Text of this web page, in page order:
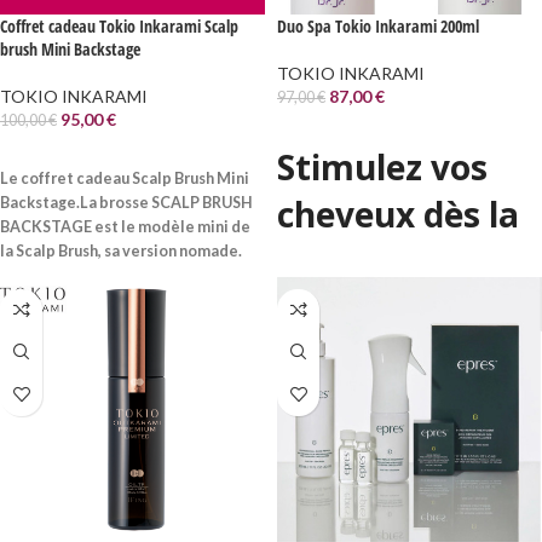
Coffret cadeau Tokio Inkarami Scalp
brush Mini Backstage
TOKIO INKARAMI
100,00€ 95,00€
Le coffret cadeau Scalp Brush Mini
Backstage.La brosse SCALP BRUSH
BACKSTAGE est le modèle mini de
la Scalp Brush, sa version nomade.
accompagner votre quotidien :
niveau du manche et un pad plus
large pour une prise en main
optimale lors de vos déplacements.
Ce coffret contient, la brosse, un
socle pour la salle de bains et un
étui de protection haut de gamme
Cette trousse est idéale pour
Duo Spa Tokio Inkarami 200ml
TOKIO INKARAMI
97,00€ 87,00€
Stimulez vos
cheveux dès la
Le protocole
TOKIO IE SPA
présente de
nouvelles
technologies
hyper-